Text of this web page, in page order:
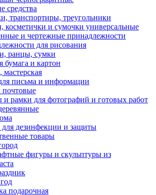
средства
транспортиры, треугольники
косметички и сумочки универсальные
и чертежные принадлежности
для рисования
ранцы, сумки
бумага и картон
письма и информации
рамки для фотографий и готовых работ
дезинфекции и защиты
товары
фигуры и скульптуры из
подарочная